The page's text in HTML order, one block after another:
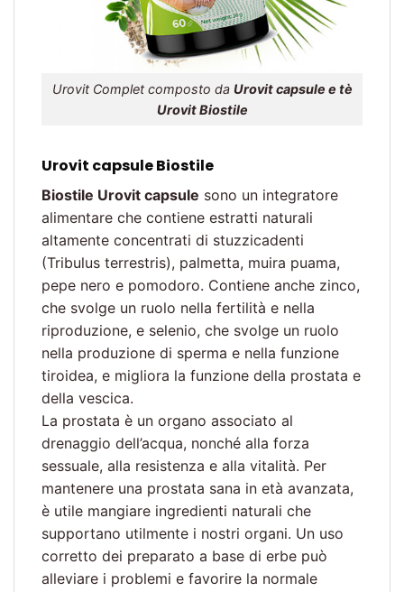
Urovit Complet composto da Urovitcapsule e tè
Urovit Biostile
Urovit capsule Biostile
Biostile Urovit capsule sono un integratore
alimentare che contiene estratti naturali
altamente concentrati di stuzzicadenti
(Tribulus terrestris), palmetta, muira puama,
pepe nero e pomodoro. Contiene anche zinco,
che svolge un ruolo nella fertilità e nella
riproduzione, e selenio, che svolge un ruolo
nella produzione di sperma e nella funzione
tiroidea, e migliora la funzione della prostata e
della vescica.
La prostata è un organo associato al
drenaggio dell’acqua, nonché alla forza
sessuale, alla resistenza e alla vitalità. Per
mantenere una prostata sana in età avanzata,
è utile mangiare ingredienti naturali che
supportano utilmente i nostri organi. Un uso
corretto dei preparato a base di erbe può
alleviare i problemi e favorire la normale